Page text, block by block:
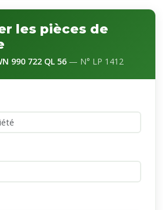
les pièces de
990 722 QL 56 — N° LP 1412